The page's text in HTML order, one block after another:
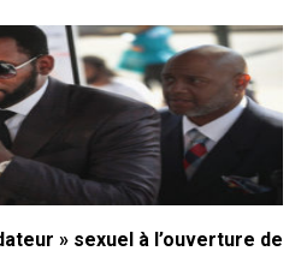
» sexuel à l’ouverture de